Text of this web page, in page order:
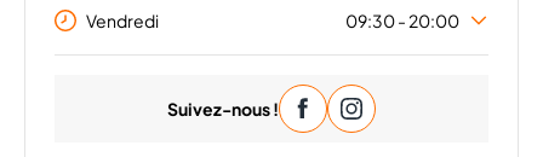
Vendredi
09:30 - 20:00
09:30 - 20:00
09:30 - 20:00
Suivez-nous !